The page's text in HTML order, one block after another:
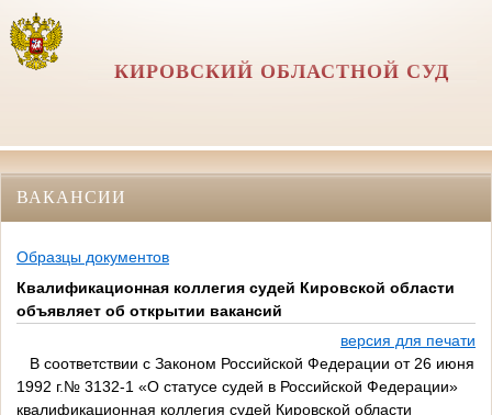
КИРОВСКИЙ ОБЛАСТНОЙ СУД
ВАКАНСИИ
Образцы документов
Квалификационная коллегия судей Кировской области
объявляет об открытии вакансий
версия для печати
В соответствии с Законом Российской Федерации от 26 июня
1992 г.№ 3132-1 «О статусе судей в Российской Федерации»
квалификационная коллегия судей Кировской области